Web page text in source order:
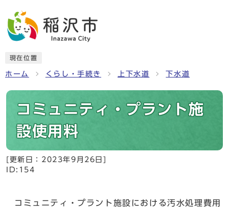
現在位置
ホーム くらし・手続き 上下水道 下水道
コミュニティ・プラント施
設使用料
[更新日： 2023年9月26日
ID:154
コミュニティ・プラント施設における汚水処理費用